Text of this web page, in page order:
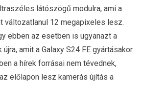
látószögű modulra, ami a
változatlanul 12 megapixeles lesz.
ebben az esetben is ugyanazt a
amit a Galaxy S24 FE gyártásakor
a hírek forrásai nem tévednek,
előlapon lesz kamerás újítás a